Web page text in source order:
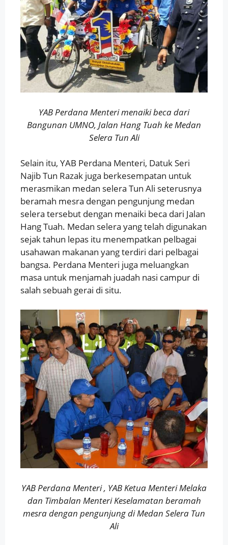
YAB Perdana Menteri menaiki beca dari
Bangunan UMNO, Jalan Hang Tuah ke Medan
Selera Tun Ali
Selain itu, YAB Perdana Menteri, Datuk Seri
Najib Tun Razak juga berkesempatan untuk
merasmikan medan selera Tun Ali seterusnya
beramah mesra dengan pengunjung medan
selera tersebut dengan menaiki beca dari Jalan
Hang Tuah. Medan selera yang telah digunakan
sejak tahun lepas itu menempatkan pelbagai
usahawan makanan yang terdiri dari pelbagai
bangsa. Perdana Menteri juga meluangkan
masa untuk menjamah juadah nasi campur di
salah sebuah gerai di situ.
YAB Perdana Menteri , YAB Ketua Menteri Melaka
dan Timbalan Menteri Keselamatan beramah
mesra dengan pengunjung di Medan Selera Tun
Ali